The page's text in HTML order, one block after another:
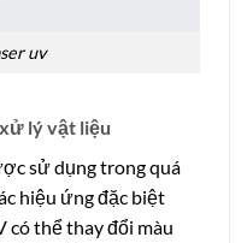
uv
lý vật liệu
sử dụng trong quá
hiệu ứng đặc biệt
có thể thay đổi màu